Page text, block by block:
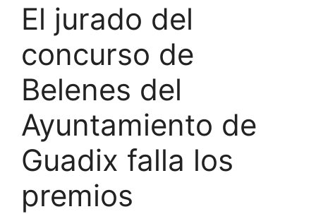
El jurado del
concurso de
Belenes del
Ayuntamiento de
Guadix falla los
premios